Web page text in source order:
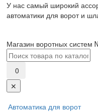
У нас самый широкий
автоматики для ворот и
Магазин воротных систем
0
✕
Автоматика для ворот